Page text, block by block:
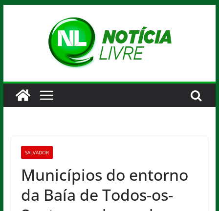
SALVADOR
Municípios do entorno
da Baía de Todos-os-